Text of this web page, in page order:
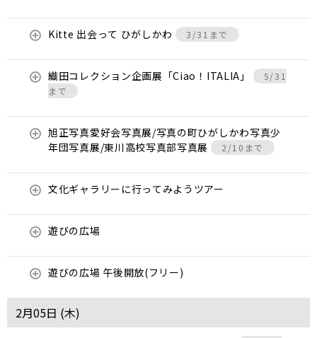
Kitte 出会って ひがしかわ 3/31まで
織田コレクション企画展「Ciao！ITALIA」
5/31
まで
旭正写真愛好会写真展/写真の町ひがしかわ写真少
年団写真展/東川高校写真部写真展
2/10まで
文化ギャラリーに行ってみようツアー
遊びの広場
遊びの広場 午後開放(フリー)
2月05日 (木)